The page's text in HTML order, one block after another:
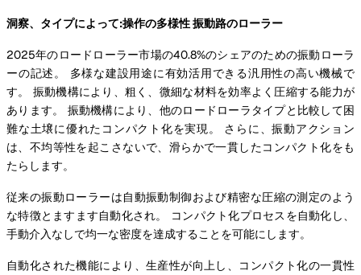
洞察、タイプによって:操作の多様性 振動路のローラー
2025年のロードローラー市場の40.8%のシェアのための振動ローラ
ーの記述。 多様な建設用途に有効活用できる汎用性の高い機械で
す。 振動機構により、粗く、微細な材料を効率よく圧縮する能力が
あります。 振動機構により、他のロードローラタイプと比較して困
難な土壌に優れたコンパクト化を実現。 さらに、振動アクション
は、不均等性を起こさないで、滑らかで一貫したコンパクト化をも
たらします。
従来の振動ローラーは自動振動制御および精密な圧縮の測定のよう
な特徴とますます自動化され。 コンパクト化プロセスを自動化し、
手動介入なしで均一な密度を達成することを可能にします。
自動化された機能により、生産性が向上し、コンパクト化の一貫性